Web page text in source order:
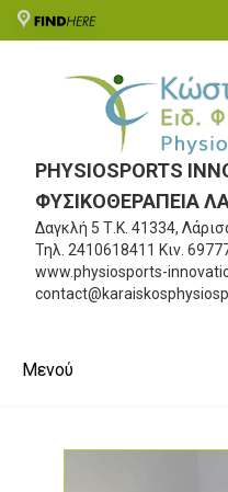
PHYSIOSPORTS
ΦΥΣΙΚΟΘΕΡΑΠΕΙΑ
Δαγκλή 5 Τ.Κ. 41334,
Τηλ. 2410618411 Κιν.
www.physiosports-
Μενού